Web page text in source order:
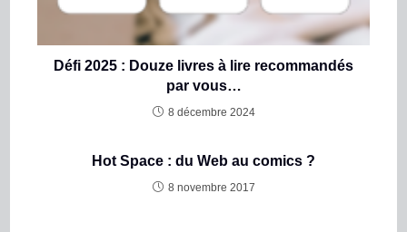
Défi 2025 : Douze livres à lire recommandés
par vous…
8 décembre 2024
Hot Space : du Web au comics ?
8 novembre 2017